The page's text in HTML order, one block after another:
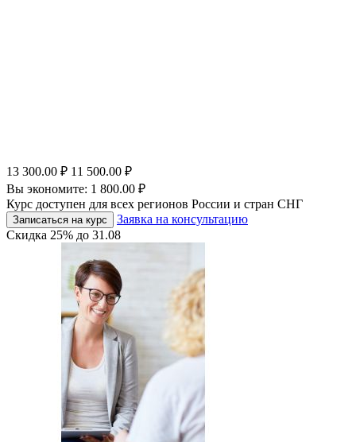
13 300.00 ₽ 11 500.00 ₽
Вы экономите: 1 800.00 ₽
Курс доступен для всех регионов России и стран СНГ
Записаться на курс
Заявка на консультацию
Скидка 25% до 31.08